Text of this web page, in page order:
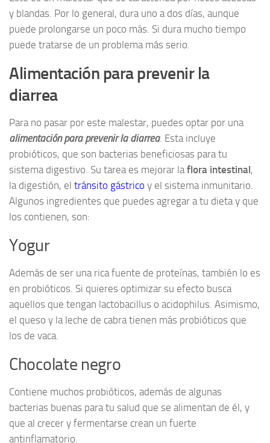
y blandas. Por lo general, dura uno a dos días, aunque
puede prolongarse un poco más. Si dura mucho tiempo
puede tratarse de un problema más serio.
Alimentación para prevenir la
diarrea
Para no pasar por este malestar, puedes optar por una
alimentación para prevenir la diarrea. Esta incluye
probióticos, que son bacterias beneficiosas para tu
sistema digestivo. Su tarea es mejorar laflora intestinal,
la digestión, el tránsito gástrico y el sistema inmunitario.
Algunos ingredientes que puedes agregar a tu dieta y que
los contienen, son:
Yogur
Además de ser una rica fuente de proteínas, también lo es
en probióticos. Si quieres optimizar su efecto busca
aquellos que tengan lactobacillus o acidophilus. Asimismo,
el queso y la leche de cabra tienen más probióticos que
los de vaca.
Chocolate negro
Contiene muchos probióticos, además de algunas
bacterias buenas para tu salud que se alimentan de él, y
que al crecer y fermentarse crean un fuerte
antinflamatorio.